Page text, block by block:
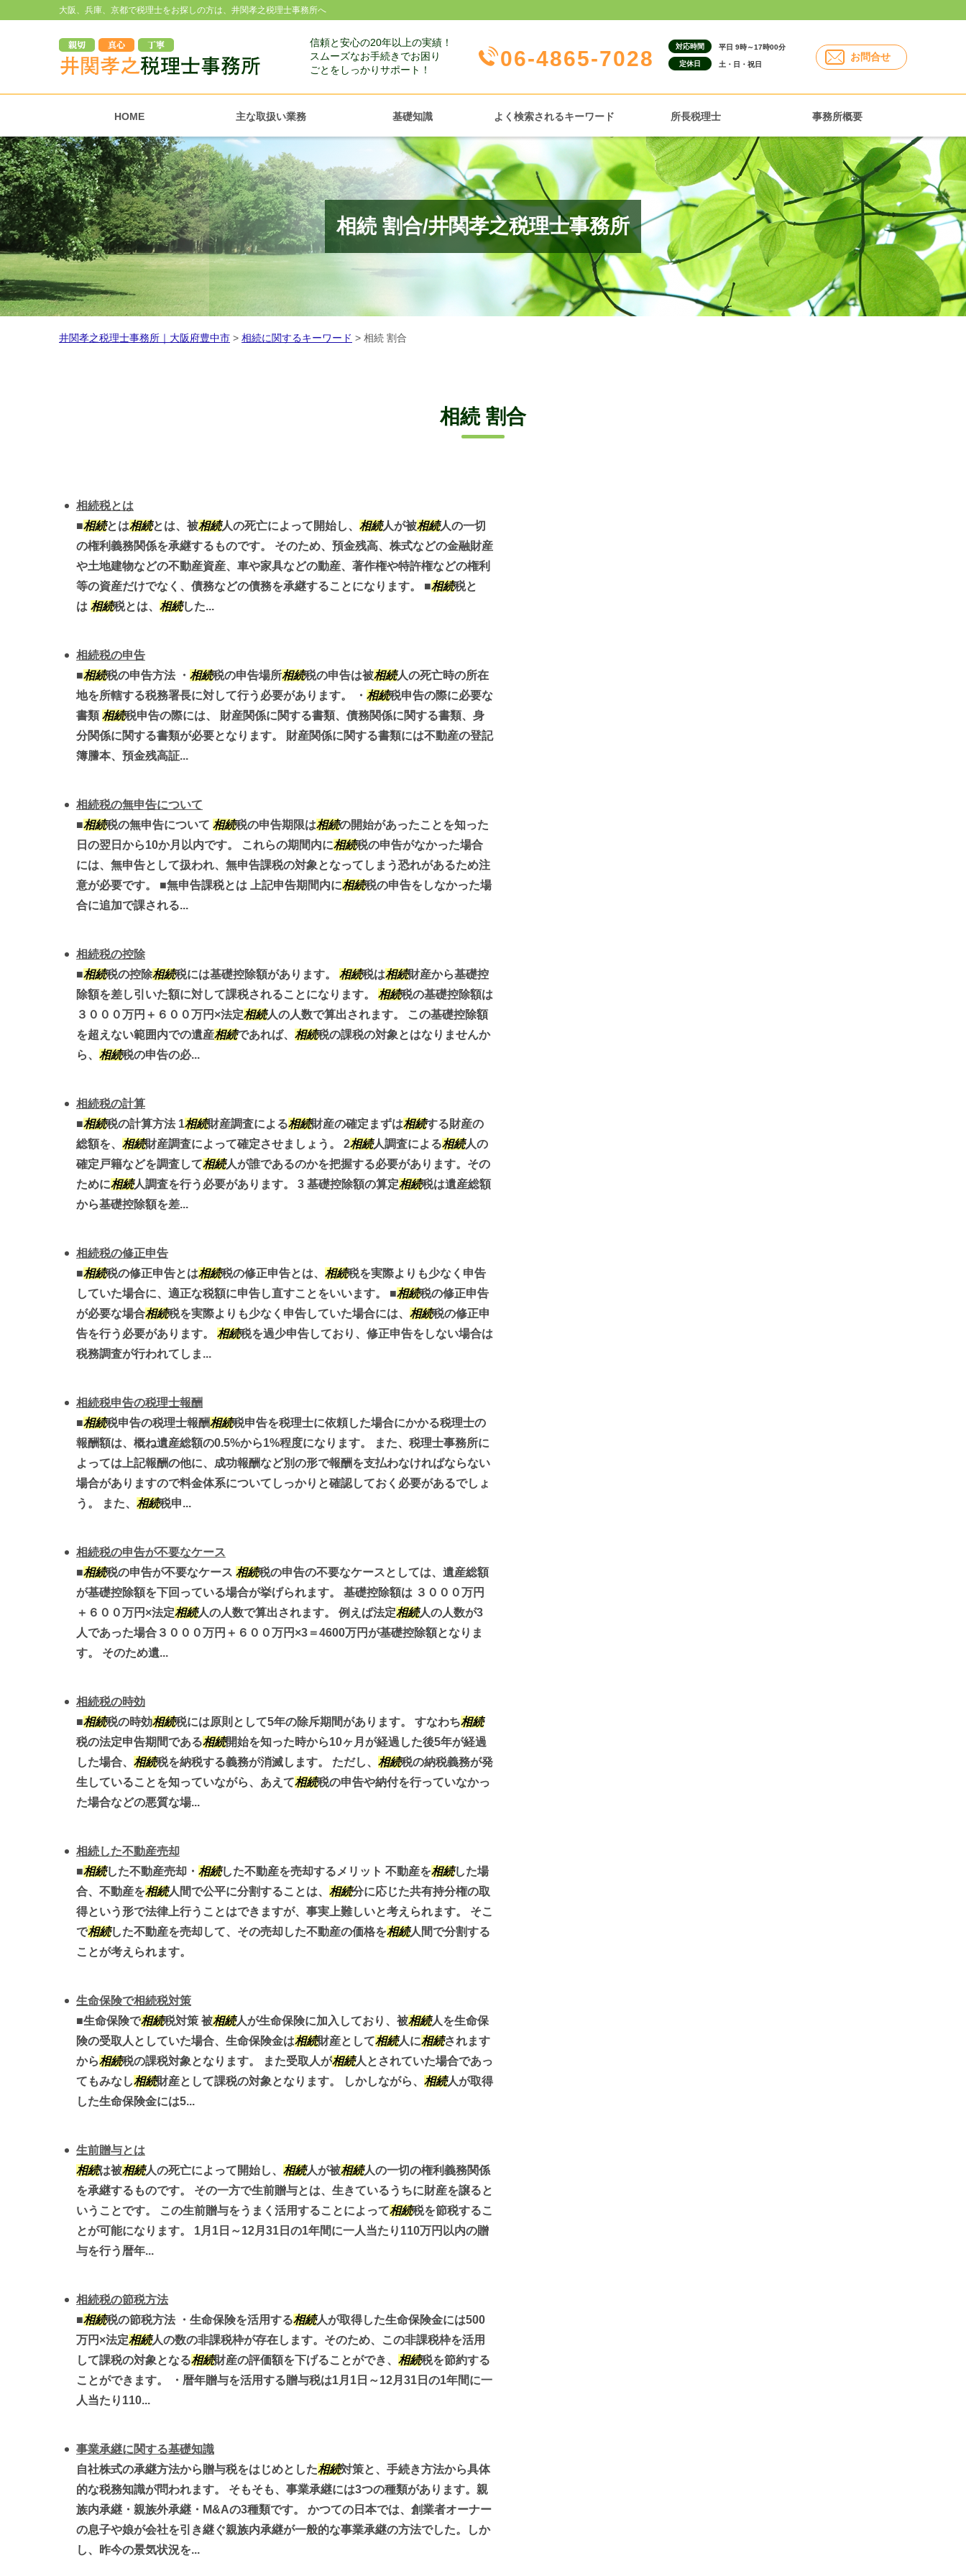
大阪、兵庫、京都で税理士をお探しの方は、井関孝之税理士事務所へ
信頼と安心の20年以上の実績！
スムーズなお手続きでお困り
ごとをしっかりサポート！
06-4865-7028
対応時間 平日 9時～17時00分
定休日 土・日・祝日
お問合せ
HOME 主な取扱い業務 基礎知識 よく検索されるキーワード 所長税理士 事務所概要
相続 割合/井関孝之税理士事務所
井関孝之税理士事務所｜大阪府豊中市 > 相続に関するキーワード > 相続 割合
相続 割合
相続税とは
■相続とは相続とは、被相続人の死亡によって開始し、 相続人が被相続人の一切
の権利義務関係を承継するものです。 そのため、預金残高、株式などの金融財産
や土地建物などの不動産資産、車や家具などの動産、著作権や特許権などの権利
等の資産だけでなく、債務などの債務を承継することになります。 ■相続税と
は 相続税とは、 相続した...
相続税の申告
■相続税の申告方法 ・ 相続税の申告場所相続税の申告は被相続人の死亡時の所在
地を所轄する税務署長に対して行う必要があります。 ・ 相続税申告の際に必要な
書類 相続税申告の際には、 財産関係に関する書類、債務関係に関する書類、身
分関係に関する書類が必要となります。 財産関係に関する書類には不動産の登記
簿謄本、預金残高証...
相続税の無申告について
■相続税の無申告について 相続税の申告期限は相続の開始があったことを知った
日の翌日から10か月以内です。 これらの期間内に相続税の申告がなかった場合
には、無申告として扱われ、無申告課税の対象となってしまう恐れがあるため注
意が必要です。 ■無申告課税とは 上記申告期間内に相続税の申告をしなかった場
合に追加で課される...
相続税の控除
■相続税の控除相続税には基礎控除額があります。 相続税は相続財産から基礎控
除額を差し引いた額に対して課税されることになります。 相続税の基礎控除額は
３０００万円＋６００万円×法定相続人の人数で算出されます。 この基礎控除額
を超えない範囲内での遺産相続であれば、 相続税の課税の対象とはなりませんか
ら、 相続税の申告の必...
相続税の計算
■相続税の計算方法 1相続財産調査による相続財産の確定まずは相続する財産の
総額を、 相続財産調査によって確定させましょう。 2相続人調査による相続人の
確定戸籍などを調査して相続人が誰であるのかを把握する必要があります。その
ために相続人調査を行う必要があります。 3 基礎控除額の算定相続税は遺産総額
から基礎控除額を差...
相続税の修正申告
■相続税の修正申告とは相続税の修正申告とは、 相続税を実際よりも少なく申告
していた場合に、適正な税額に申告し直すことをいいます。 ■相続税の修正申告
が必要な場合相続税を実際よりも少なく申告していた場合には、 相続税の修正申
告を行う必要があります。 相続税を過少申告しており、修正申告をしない場合は
税務調査が行われてしま...
相続税申告の税理士報酬
■相続税申告の税理士報酬相続税申告を税理士に依頼した場合にかかる税理士の
報酬額は、概ね遺産総額の0.5%から1%程度になります。 また、税理士事務所に
よっては上記報酬の他に、成功報酬など別の形で報酬を支払わなければならない
場合がありますので料金体系についてしっかりと確認しておく必要があるでしょ
う。 また、 相続税申...
相続税の申告が不要なケース
■相続税の申告が不要なケース 相続税の申告の不要なケースとしては、遺産総額
が基礎控除額を下回っている場合が挙げられます。 基礎控除額は ３０００万円
＋６００万円×法定相続人の人数で算出されます。 例えば法定相続人の人数が3
人であった場合３０００万円＋６００万円×3＝4600万円が基礎控除額となりま
す。 そのため遺...
相続税の時効
■相続税の時効相続税には原則として5年の除斥期間があります。 すなわち相続
税の法定申告期間である相続開始を知った時から10ヶ月が経過した後5年が経過
した場合、 相続税を納税する義務が消滅します。 ただし、 相続税の納税義務が発
生していることを知っていながら、あえて相続税の申告や納付を行っていなかっ
た場合などの悪質な場...
相続した不動産売却
■相続した不動産売却・ 相続した不動産を売却するメリット 不動産を相続した場
合、不動産を相続人間で公平に分割することは、 相続分に応じた共有持分権の取
得という形で法律上行うことはできますが、事実上難しいと考えられます。 そこ
で相続した不動産を売却して、その売却した不動産の価格を相続人間で分割する
ことが考えられます。
生命保険で相続税対策
■生命保険で相続税対策 被相続人が生命保険に加入しており、被相続人を生命保
険の受取人としていた場合、生命保険金は相続財産として相続人に相続されます
から相続税の課税対象となります。 また受取人が相続人とされていた場合であっ
てもみなし相続財産として課税の対象となります。 しかしながら、 相続人が取得
した生命保険金には5...
生前贈与とは
相続は被相続人の死亡によって開始し、 相続人が被相続人の一切の権利義務関係
を承継するものです。 その一方で生前贈与とは、生きているうちに財産を譲ると
いうことです。 この生前贈与をうまく活用することによって相続税を節税するこ
とが可能になります。 1月1日～12月31日の1年間に一人当たり110万円以内の贈
与を行う暦年...
相続税の節税方法
■相続税の節税方法 ・生命保険を活用する相続人が取得した生命保険金には500
万円×法定相続人の数の非課税枠が存在します。そのため、この非課税枠を活用
して課税の対象となる相続財産の評価額を下げることができ、 相続税を節約する
ことができます。 ・暦年贈与を活用する贈与税は1月1日～12月31日の1年間に一
人当たり110...
事業承継に関する基礎知識
自社株式の承継方法から贈与税をはじめとした相続対策と、手続き方法から具体
的な税務知識が問われます。 そもそも、事業承継には3つの種類があります。親
族内承継・親族外承継・M&Aの3種類です。 かつての日本では、創業者オーナー
の息子や娘が会社を引き継ぐ親族内承継が一般的な事業承継の方法でした。しか
し、昨今の景気状況を...